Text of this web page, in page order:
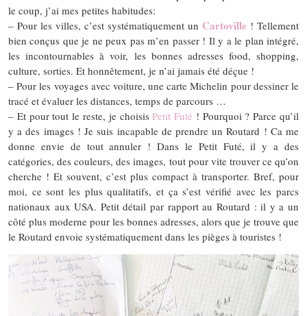
le coup, j’ai mes petites habitudes:
– Pour les villes, c’est systématiquement un Cartoville ! Tellement
bien conçus que je ne peux pas m’en passer ! Il y a le plan intégré,
les incontournables à voir, les bonnes adresses food, shopping,
culture, sorties. Et honnêtement, je n’ai jamais été déçue !
– Pour les voyages avec voiture, une carte Michelin pour dessiner le
tracé et évaluer les distances, temps de parcours …
– Et pour tout le reste, je choisisPetit Futé ! Pourquoi ? Parce qu’il
y a des images ! Je suis incapable de prendre un Routard ! Ca me
donne envie de tout annuler ! Dans le Petit Futé, il y a des
catégories, des couleurs, des images, tout pour vite trouver ce qu’on
cherche ! Et souvent, c’est plus compact à transporter. Bref, pour
moi, ce sont les plus qualitatifs, et ça s’est vérifié avec les parcs
nationaux aux USA. Petit détail par rapport au Routard : il y a un
côté plus moderne pour les bonnes adresses, alors que je trouve que
le Routard envoie systématiquement dans les pièges à touristes !